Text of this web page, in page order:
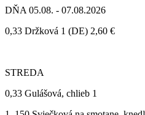
DŇA 05.08. - 07.08.2026
0,33 Držková 1 (DE) 2,60 €
STREDA
0,33 Gulášová, chlieb 1